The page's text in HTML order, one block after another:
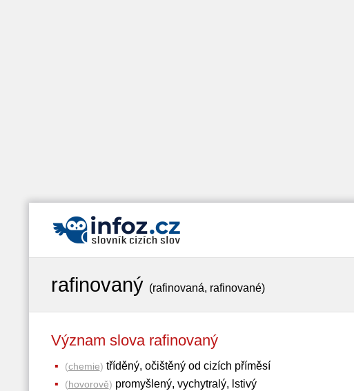
rafinovaný (rafinovaná, rafinované)
Význam slova rafinovaný
(chemie) tříděný, očištěný od cizích příměsí
(hovorově) promyšlený, vychytralý, lstivý